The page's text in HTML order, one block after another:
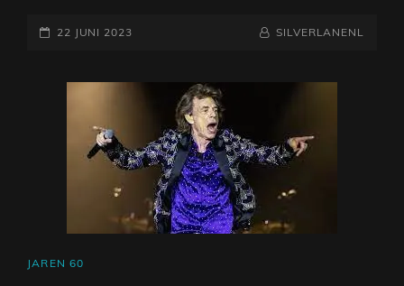
HERBELEEF
BESTE
MUZIEK
UIT
DE
JAREN
60
GEPLAATST
22 JUNI 2023 NAAMREGEL
BYLINE
SILVERLANENL
CAT
JAREN 60